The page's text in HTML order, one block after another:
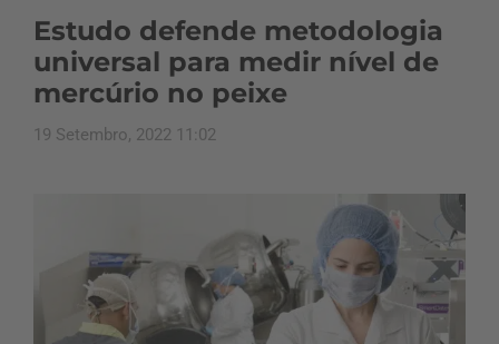
Estudo defende metodologia
universal para medir nível de
mercúrio no peixe
19 Setembro, 2022 11:02